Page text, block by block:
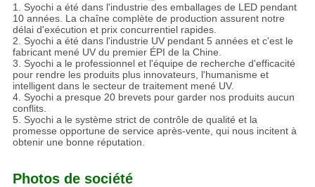
1. Syochi a été dans l'industrie des emballages de LED pendant
10 années. La chaîne complète de production assurent notre
délai d'exécution et prix concurrentiel rapides.
2. Syochi a été dans l'industrie UV pendant 5 années et c'est le
fabricant mené UV du premier ÉPI de la Chine.
3. Syochi a le professionnel et l'équipe de recherche d'efficacité
pour rendre les produits plus innovateurs, l'humanisme et
intelligent dans le secteur de traitement mené UV.
4. Syochi a presque 20 brevets pour garder nos produits aucun
conflits.
5. Syochi a le système strict de contrôle de qualité et la
promesse opportune de service après-vente, qui nous incitent à
obtenir une bonne réputation.
Photos de société